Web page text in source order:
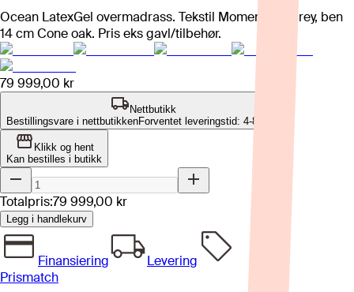
Ocean LatexGel overmadrass. Tekstil Moment Ice Grey, ben
14 cm Cone oak. Pris eks gavl/tilbehør.
79 999,00 kr
Nettbutikk
Bestillingsvare i nettbutikkenForventet leveringstid: 4-8 uker
Klikk og hent
Kan bestilles i butikk
Totalpris:79 999,00 kr
Legg i handlekurv
Finansiering
Levering
Prismatch